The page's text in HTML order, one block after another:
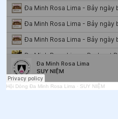
Hội Dòng Đa Minh Rosa Lima · SUY NIỆM